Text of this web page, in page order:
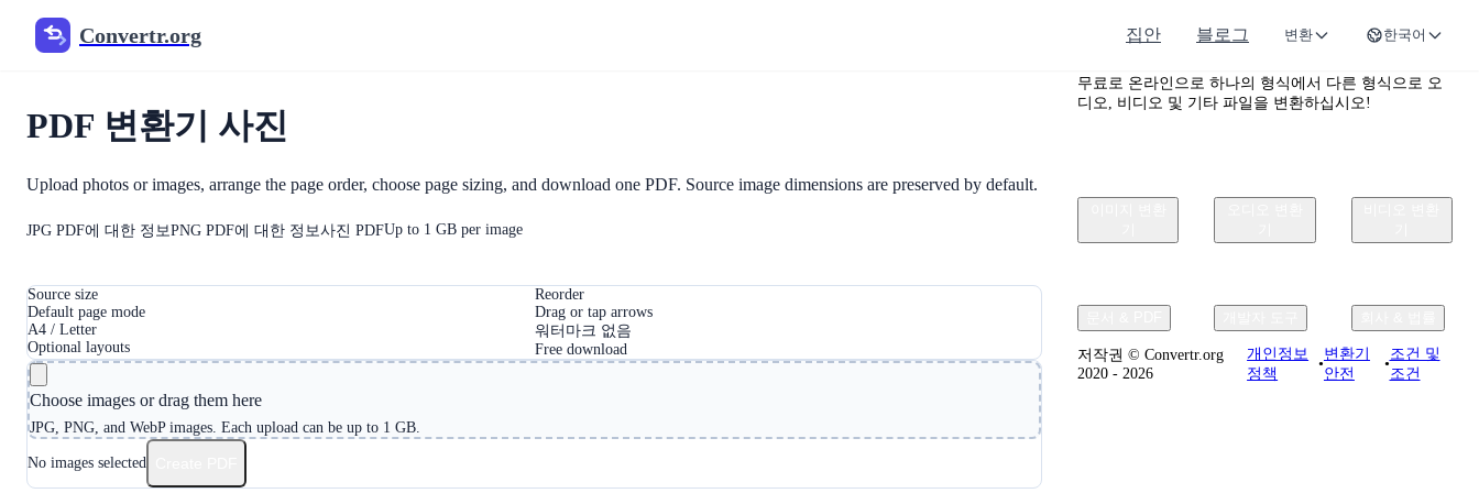
Convertr.org 집안 블로그 변환 한국어
Convertr.org
PDF 변환기 사진
Upload photos or images, arrange the page order, choose page sizing, and download one PDF. Source image dimensions are preserved by default.
JPG PDF에 대한 정보PNG PDF에 대한 정보사진 PDFUp to 1 GB per image
Source size
Default page mode
Reorder
Drag or tap arrows
A4 / Letter
Optional layouts
워터마크 없음
Free download
Choose images or drag them here
JPG, PNG, and WebP images. Each upload can be up to 1 GB.
No images selected
Convertr.org
무료로 온라인으로 하나의 형식에서 다른 형식으로 오
디오, 비디오 및 기타 파일을 변환하십시오!
저작권 © Convertr.org
2020 - 2026
개인정보
정책
•
변환기
안전
•
조건 및
조건